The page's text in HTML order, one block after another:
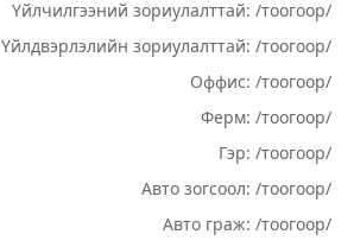
Үйлчилгээний зориулалттай: /тоогоор/
Үйлдвэрлэлийн зориулалттай: /тоогоор/
Оффис: /тоогоор/
Ферм: /тоогоор/
Гэр: /тоогоор/
Авто зогсоол: /тоогоор/
Авто граж: /тоогоор/